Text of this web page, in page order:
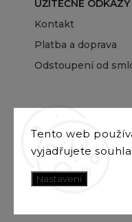
Tento web
vyjadřujete
Nastavení
UŽITEČNÉ ODKAZY
Kontakt
Platba a doprava
Odstoupení od